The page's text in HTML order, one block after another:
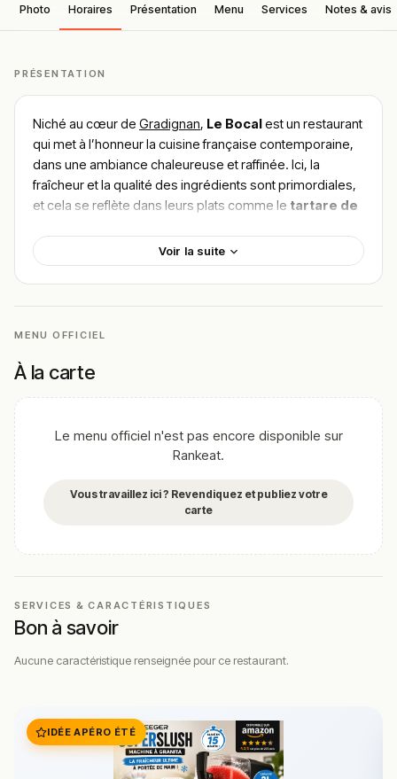
Photo Horaires Présentation Menu Services Notes & avis
PRÉSENTATION
Niché au cœur de Gradignan, Le Bocalest un restaurant
qui met à l’honneur la cuisine française contemporaine,
dans une ambiance chaleureuse et raffinée. Ici, la
fraîcheur et la qualité des ingrédients sont primordiales,
et cela se reflète dans leurs plats comme le tartare de
aux champignons
. Chaque plat est préparé avec soin
pour offrir une expérience culinaire mémorable.
saveurs et le cadre décontracté et élégant de
amateurs de cuisine française inventive à Gradignan.
Cette description peut contenir des erreurs, n'hésitez pas à
nous aider en vous rendant sur :Améliorer la fiche de cet
Voir la suite
MENU OFFICIEL
À la carte
Le menu officiel n'est pas encore disponible sur
Rankeat.
Vous travaillez ici ? Revendiquez et publiez votre
carte
SERVICES & CARACTÉRISTIQUES
Bon à savoir
Aucune caractéristique renseignée pour ce restaurant.
IDÉE APÉRO ÉTÉ